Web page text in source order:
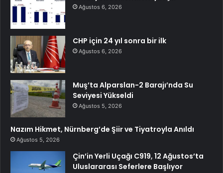
Ağustos 6, 2026
CHP için 24 yıl sonra bir ilk
Ağustos 6, 2026
Muş’ta Alparslan-2 Barajı’nda Su
Seviyesi Yükseldi
Ağustos 5, 2026
Nazım Hikmet, Nürnberg’de Şiir ve Tiyatroyla Anıldı
Ağustos 5, 2026
Çin’in Yerli Uçağı C919, 12 Ağustos’ta
Uluslararası Seferlere Başlıyor